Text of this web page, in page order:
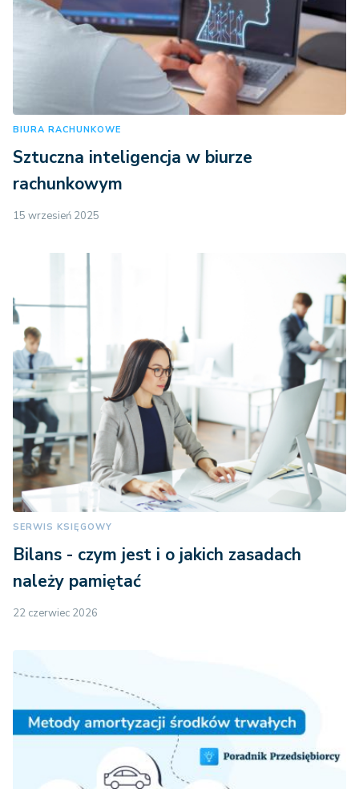
BIURA RACHUNKOWE
Sztuczna inteligencja w biurze
rachunkowym
15 wrzesień 2025
SERWIS KSIĘGOWY
Bilans - czym jest i o jakich zasadach
należy pamiętać
22 czerwiec 2026